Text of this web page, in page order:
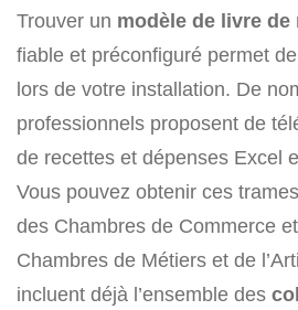
Trouver un modèle de livre
fiable et préconfiguré permet
lors de votre installation. De
professionnels proposent de
de recettes et dépenses Excel
Vous pouvez obtenir ces
des Chambres de Commerce
Chambres de Métiers et de
incluent déjà l’ensemble des